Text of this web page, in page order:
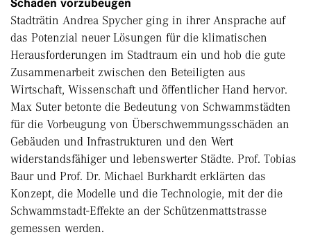
Schäden vorzubeugen
Stadträtin Andrea Spycher ging in ihrer Ansprache auf
das Potenzial neuer Lösungen für die klimatischen
Herausforderungen im Stadtraum ein und hob die gute
Zusammenarbeit zwischen den Beteiligten aus
Wirtschaft, Wissenschaft und öffentlicher Hand hervor.
Max Suter betonte die Bedeutung von Schwammstädten
für die Vorbeugung von Überschwemmungsschäden an
Gebäuden und Infrastrukturen und den Wert
widerstandsfähiger und lebenswerter Städte. Prof. Tobias
Baur und Prof. Dr. Michael Burkhardt erklärten das
Konzept, die Modelle und die Technologie, mit der die
Schwammstadt-Effekte an der Schützenmattstrasse
gemessen werden.